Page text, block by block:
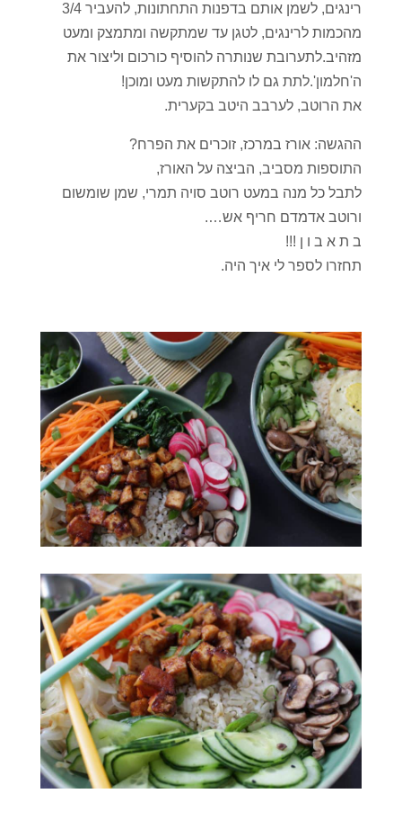
רינגים, לשמן אותם בדפנות התחתונות, להעביר 3/4
מהכמות לרינגים, לטגן עד שמתקשה ומתמצק ומעט
מזהיב.לתערובת שנותרה להוסיף כורכום וליצור את
ה'חלמון'.לתת גם לו להתקשות מעט ומוכן!
את הרוטב, לערבב היטב בקערית.
ההגשה: אורז במרכז, זוכרים את הפרח?
התוספות מסביב, הביצה על האורז,
לתבל כל מנה במעט רוטב סויה תמרי, שמן שומשום
ורוטב אדמדם חריף אש….
ב ת א ב ו ן !!!
תחזרו לספר לי איך היה.